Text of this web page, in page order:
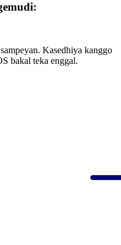
Kasedhiya kanggo
bakal teka enggal.